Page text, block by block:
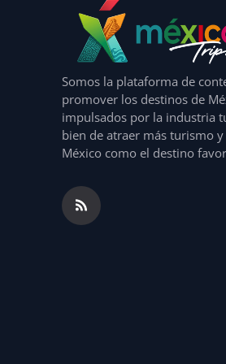
Somos la plataforma de
promover los destinos de
impulsados por la industria
bien de atraer más turismo
México como el destino